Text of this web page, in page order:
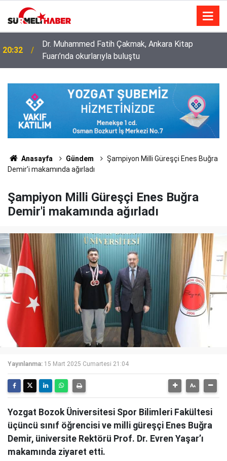
14:52
Diyanet İşleri Başkanlığı ile Türkiye Diyanet Vakfı
milyonları sevindirdi
Anasayfa Gündem
Şampiyon Milli Güreşçi Enes Buğra
Demir'i makamında ağırladı
Şampiyon Milli Güreşçi Enes Buğra
Demir'i makamında ağırladı
Yayınlanma: 15 Mart 2025 Cumartesi 21:04
Yozgat Bozok Üniversitesi Spor Bilimleri Fakültesi
üçüncü sınıf öğrencisi ve milli güreşçi Enes Buğra
Demir, üniversite Rektörü Prof. Dr. Evren Yaşar’ı
makamında ziyaret etti.